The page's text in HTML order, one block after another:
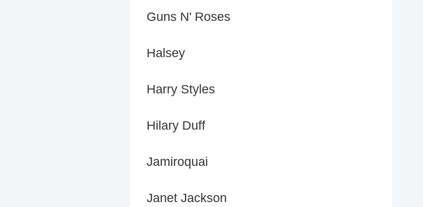
Guns N' Roses
Halsey
Harry Styles
Hilary Duff
Jamiroquai
Janet Jackson